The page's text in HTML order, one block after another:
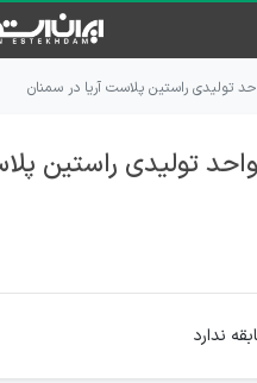
راستین پلاست آریا در سمنان
تولیدی راستین
ندارد